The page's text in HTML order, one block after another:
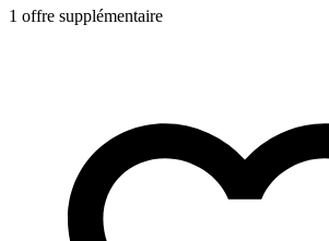
1 offre supplémentaire